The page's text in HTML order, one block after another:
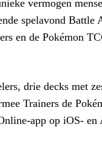
vermogen
spelavond Battle
en de Pokémon
drie decks met
Trainers de
app op iOS- en